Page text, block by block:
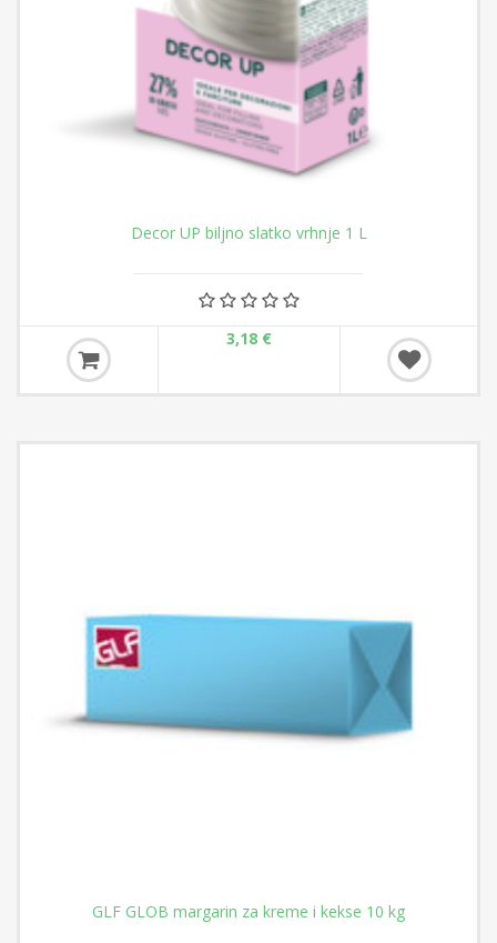
Decor UP biljno slatko vrhnje 1 L
3,18 €
GLF GLOB margarin za kreme i kekse 10 kg